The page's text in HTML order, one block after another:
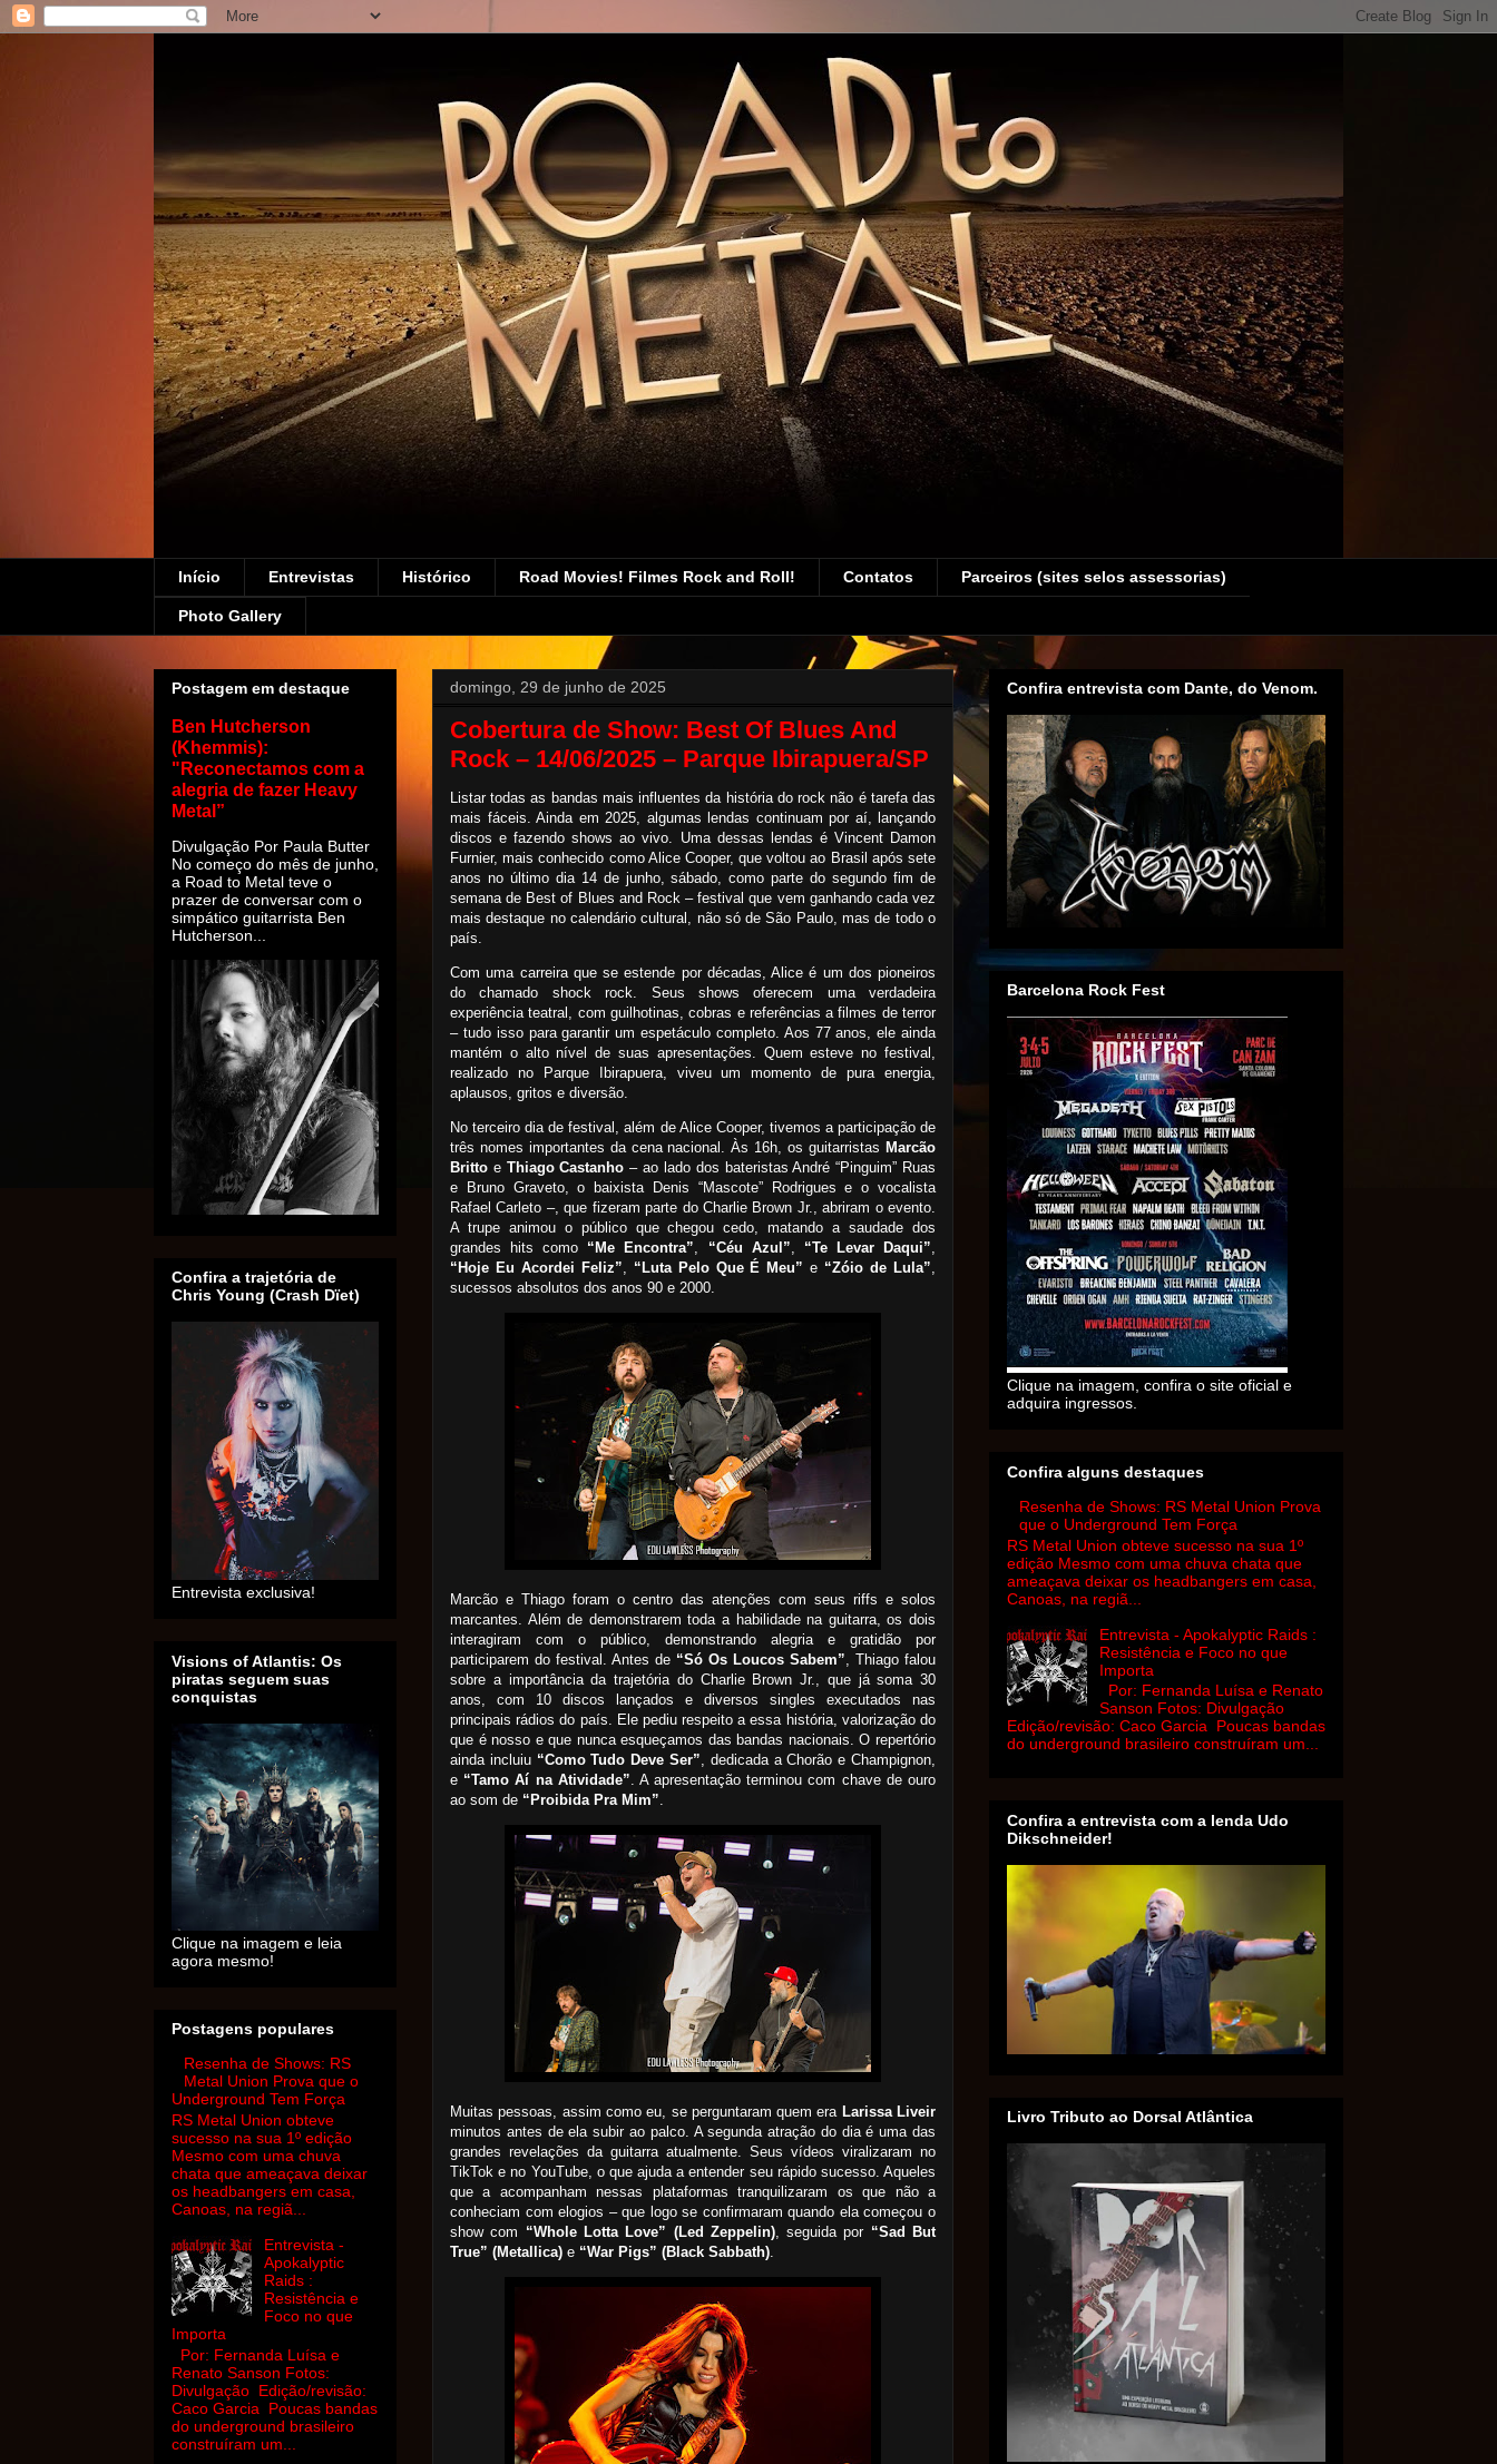
Início Entrevistas Histórico Road Movies! Filmes Rock and Roll! Contatos Parceiros (sites selos assessorias)
Photo Gallery
domingo, 29 de junho de 2025
Cobertura de Show: Best Of Blues And
Rock – 14/06/2025 – Parque Ibirapuera/SP
Listar todas as bandas mais influentes da história do rock não é tarefa das
mais fáceis. Ainda em 2025, algumas lendas continuam por aí, lançando
discos e fazendo shows ao vivo. Uma dessas lendas é Vincent Damon
Furnier, mais conhecido como Alice Cooper, que voltou ao Brasil após sete
anos no último dia 14 de junho, sábado, como parte do segundo fim de
semana de Best of Blues and Rock – festival que vem ganhando cada vez
mais destaque no calendário cultural, não só de São Paulo, mas de todo o
país.
Com uma carreira que se estende por décadas, Alice é um dos pioneiros
do chamado shock rock. Seus shows oferecem uma verdadeira
experiência teatral, com guilhotinas, cobras e referências a filmes de terror
– tudo isso para garantir um espetáculo completo. Aos 77 anos, ele ainda
mantém o alto nível de suas apresentações. Quem esteve no festival,
realizado no Parque Ibirapuera, viveu um momento de pura energia,
aplausos, gritos e diversão.
No terceiro dia de festival, além de Alice Cooper, tivemos a participação de
três nomes importantes da cena nacional. Às 16h, os guitarristas Marcão
Britto e Thiago Castanho – ao lado dos bateristas André “Pinguim” Ruas
e Bruno Graveto, o baixista Denis “Mascote” Rodrigues e o vocalista
Rafael Carleto –, que fizeram parte do Charlie Brown Jr., abriram o evento.
A trupe animou o público que chegou cedo, matando a saudade dos
grandes hits como “Me Encontra” “Céu Azul” “Te Levar Daqui”
“Hoje Eu Acordei Feliz”
“Luta Pelo Que É Meu” e “Zóio de Lula”
sucessos absolutos dos anos 90 e 2000.
Marcão e Thiago foram o centro das atenções com seus riffs e solos
marcantes. Além de demonstrarem toda a habilidade na guitarra, os dois
interagiram com o público, demonstrando alegria e gratidão por
participarem do festival. Antes de “Só Os Loucos Sabem” , Thiago falou
sobre a importância da trajetória do Charlie Brown Jr., que já soma 30
anos, com 10 discos lançados e diversos singles executados nas
principais rádios do país. Ele pediu respeito a essa história, valorização do
que é nosso e que nunca esqueçamos das bandas nacionais. O repertório
ainda incluiu “Como Tudo Deve Ser” , dedicada a Chorão e Champignon,
e “Tamo Aí na Atividade” . A apresentação terminou com chave de ouro
ao som de “Proibida Pra Mim”
Muitas pessoas, assim como eu, se perguntaram quem era Larissa Liveir
minutos antes de ela subir ao palco. A segunda atração do dia é uma das
grandes revelações da guitarra atualmente. Seus vídeos viralizaram no
TikTok e no YouTube, o que ajuda a entender seu rápido sucesso. Aqueles
que a acompanham nessas plataformas tranquilizaram os que não a
conheciam com elogios – que logo se confirmaram quando ela começou o
show com “Whole Lotta Love” (Led Zeppelin), seguida por “Sad But
True” (Metallica) e “War Pigs” (Black Sabbath)
Postagem em destaque
Ben Hutcherson
(Khemmis):
"Reconectamos com a
alegria de fazer Heavy
Metal”
Divulgação Por Paula Butter
No começo do mês de junho,
a Road to Metal teve o
prazer de conversar com o
simpático guitarrista Ben
Hutcherson...
Confira a trajetória de
Chris Young (Crash Dïet)
Entrevista exclusiva!
Visions of Atlantis: Os
piratas seguem suas
conquistas
Clique na imagem e leia
agora mesmo!
Postagens populares
Resenha de Shows: RS
Metal Union Prova que o
Underground Tem Força
RS Metal Union obteve
sucesso na sua 1º edição
Mesmo com uma chuva
chata que ameaçava deixar
os headbangers em casa,
Canoas, na regiã...
Entrevista -
Apokalyptic
Raids :
Resistência e
Foco no que
Importa
Por: Fernanda Luísa e
Renato Sanson Fotos:
Divulgação Edição/revisão:
Caco Garcia Poucas bandas
do underground brasileiro
construíram um...
Confira entrevista com Dante, do Venom.
Barcelona Rock Fest
Clique na imagem, confira o site oficial e
adquira ingressos.
Confira alguns destaques
Resenha de Shows: RS Metal Union Prova
que o Underground Tem Força
RS Metal Union obteve sucesso na sua 1º
edição Mesmo com uma chuva chata que
ameaçava deixar os headbangers em casa,
Canoas, na regiã...
Entrevista - Apokalyptic Raids :
Resistência e Foco no que
Importa
Por: Fernanda Luísa e Renato
Sanson Fotos: Divulgação
Edição/revisão: Caco Garcia Poucas bandas
do underground brasileiro construíram um...
Confira a entrevista com a lenda Udo
Dikschneider!
Livro Tributo ao Dorsal Atlântica